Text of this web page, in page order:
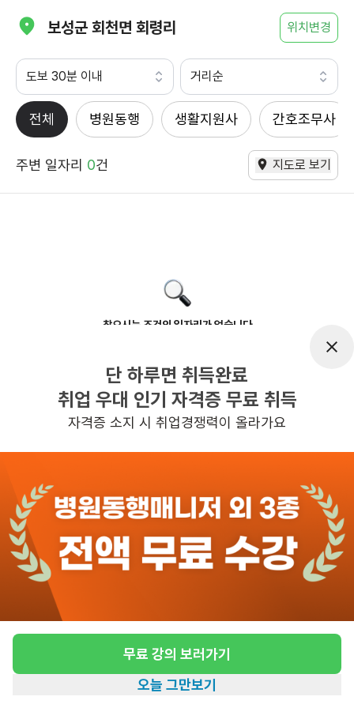
보성군 회천면 회령리 위치변경
도보 30분 이내 거리순
전체 병원동행 생활지원사 간호조무사
주변 일자리 0건 지도로 보기
찾으시는 조건의 일자리가 없습니다
반경 3KM 이내의 일자리 확인하기
단 하루면 취득완료
취업 우대 인기 자격증 무료 취득
자격증 소지 시 취업경쟁력이 올라가요
무료 강의 보러가기
오늘 그만보기